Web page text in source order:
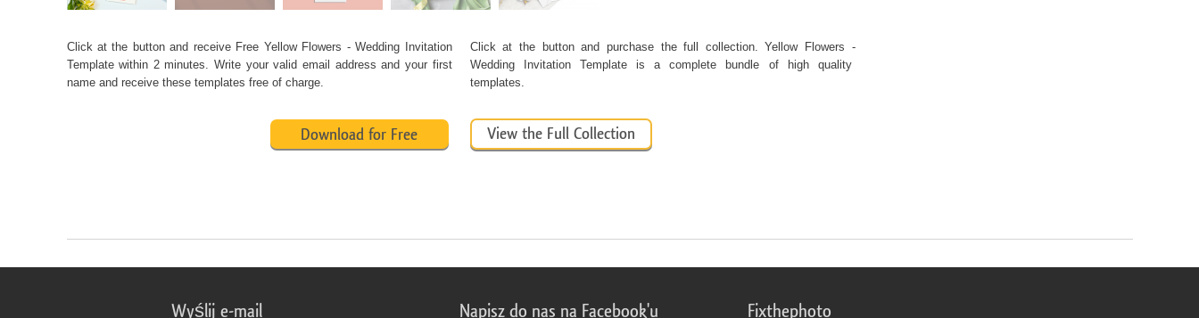
Click at the button and receive Free Yellow Flowers - Wedding Invitation
Template within 2 minutes. Write your valid email address and your first
name and receive these templates free of charge.
Click at the button and purchase the full collection. Yellow Flowers -
Wedding Invitation Template is a complete bundle of high quality
templates.
Download for Free View the Full Collection
Wyślij e-mail Napisz do nas na Facebook'u Fixthephoto